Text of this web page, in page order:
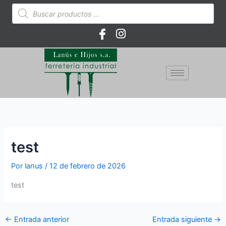
Búsqueda
de
productos
test
Por lanus/12 de febrero de 2026
test
← Entrada anterior Entrada siguiente →